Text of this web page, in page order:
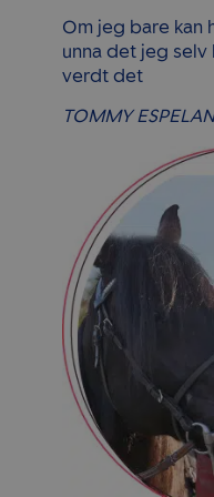
Om jeg bare kan
unna det jeg
verdt det
TOMMY